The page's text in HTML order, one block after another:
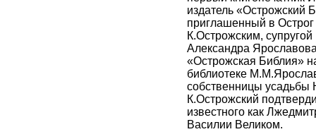
издатель «Острожский
приглашенный в
К.Острожским,
Александра
«Острожская Библия»
библиотеке
собственницы усадьбы
К.Острожский
известного как
Василии Великом.